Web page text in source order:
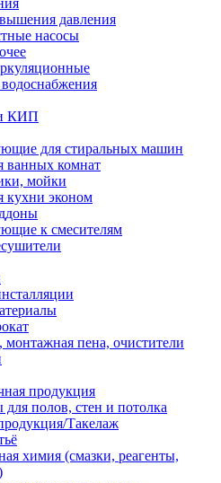
давления
насосы
КИП
для стиральных машин
ванных комнат
мойки
кухни эконом
к смесителям
монтажная пена, очистители
продукция
полов, стен и потолка
Такелаж
химия (смазки, реагенты,